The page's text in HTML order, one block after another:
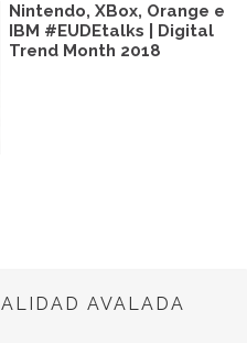
Nintendo, XBox, Orange e
IBM #EUDEtalks | Digital
Trend Month 2018
AVALADA